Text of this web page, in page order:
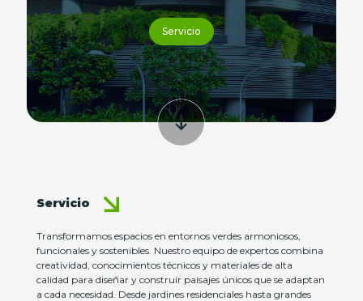
Servicio
Servicio
Transformamos espacios en entornos verdes armoniosos,
funcionales y sostenibles. Nuestro equipo de expertos combina
creatividad, conocimientos técnicos y materiales de alta
calidad para diseñar y construir paisajes únicos que se adaptan
a cada necesidad. Desde jardines residenciales hasta grandes